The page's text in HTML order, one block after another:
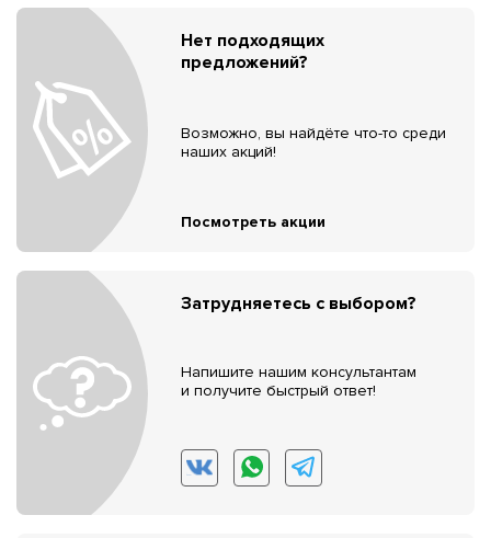
Нет подходящих
предложений?
Возможно, вы найдёте что-то среди
наших акций!
Посмотреть акции
Затрудняетесь с выбором?
Напишите нашим консультантам
и получите быстрый ответ!